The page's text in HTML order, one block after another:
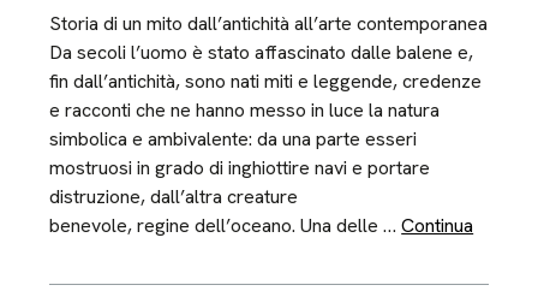
Storia di un mito dall’antichità all’arte contemporanea
Da secoli l’uomo è stato affascinato dalle balene e,
fin dall’antichità, sono nati miti e leggende, credenze
e racconti che ne hanno messo in luce la natura
simbolica e ambivalente: da una parte esseri
mostruosi in grado di inghiottire navi e portare
distruzione, dall’altra creature
benevole, regine dell’oceano. Una delle …Continua